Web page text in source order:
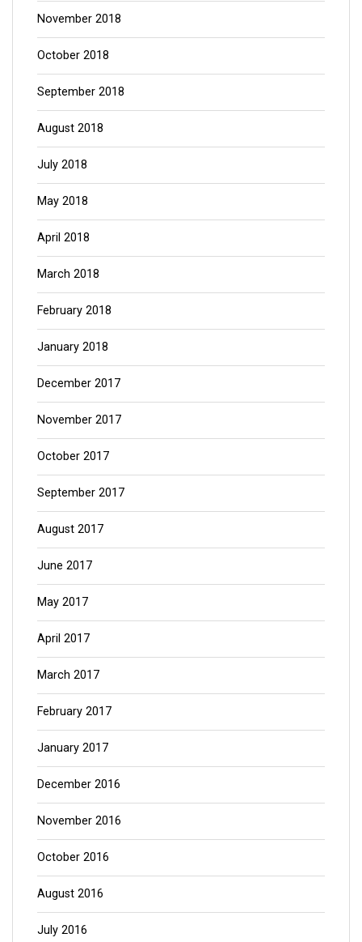
November 2018
October 2018
September 2018
August 2018
July 2018
May 2018
April 2018
March 2018
February 2018
January 2018
December 2017
November 2017
October 2017
September 2017
August 2017
June 2017
May 2017
April 2017
March 2017
February 2017
January 2017
December 2016
November 2016
October 2016
August 2016
July 2016